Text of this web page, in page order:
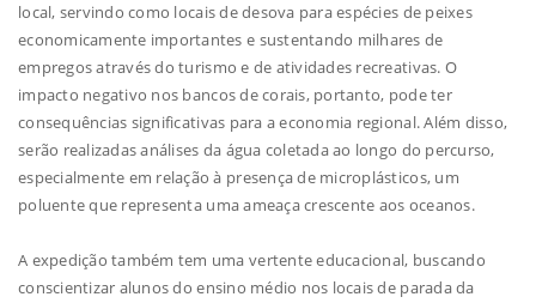
local, servindo como locais de desova para espécies de peixes
economicamente importantes e sustentando milhares de
empregos através do turismo e de atividades recreativas. O
impacto negativo nos bancos de corais, portanto, pode ter
consequências significativas para a economia regional. Além disso,
serão realizadas análises da água coletada ao longo do percurso,
especialmente em relação à presença de microplásticos, um
poluente que representa uma ameaça crescente aos oceanos.
A expedição também tem uma vertente educacional, buscando
conscientizar alunos do ensino médio nos locais de parada da